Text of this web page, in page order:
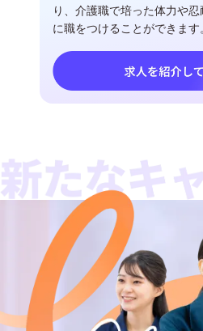
り、介護職で培った体力や
に職をつけることができます